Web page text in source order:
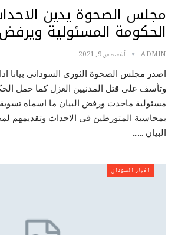
مجلس الصحوة يدين
الحكومة المسئولية
ADMIN أغسطس 9, 2021
اصدر مجلس الصحوة الثورى السودانى بيانا
وتأسف على قتل المدنيين العزل كما حمل
مسئولية ماحدث ورفض البيان ما اسماه
بمحاسبة المتورطين فى الاحداث وتقديمهم
البيان ……
اخبار السودان